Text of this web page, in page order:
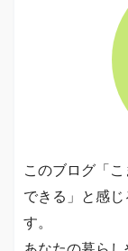
このブログ「
できる」と感
す。